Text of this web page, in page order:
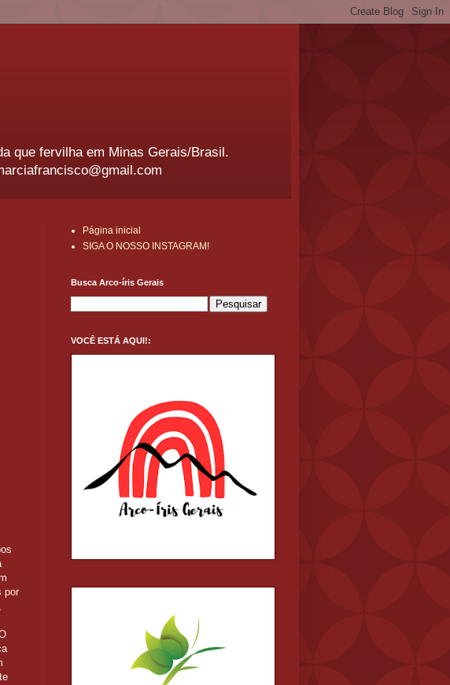
que fervilha em Minas Gerais/Brasil.
por
Página inicial
SIGA O NOSSO INSTAGRAM!
Busca Arco-íris Gerais
VOCÊ ESTÁ AQUI!: